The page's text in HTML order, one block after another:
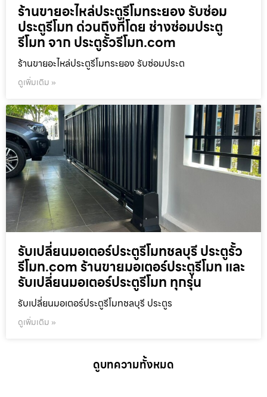
ร้านขายอะไหล่ประตูรีโมทระยอง รับซ่อม
ประตูรีโมท ด่วนถึงที่โดย ช่างซ่อมประตู
รีโมท จาก ประตูรั้วรีโมท.com
ร้านขายอะไหล่ประตูรีโมทระยอง รับซ่อมประต
ดูเพิ่มเติม »
รับเปลี่ยนมอเตอร์ประตูรีโมทชลบุรี ประตูรั้ว
รีโมท.com ร้านขายมอเตอร์ประตูรีโมท และ
รับเปลี่ยนมอเตอร์ประตูรีโมท ทุกรุ่น
รับเปลี่ยนมอเตอร์ประตูรีโมทชลบุรี ประตูร
ดูเพิ่มเติม »
ดูบทความทั้งหมด